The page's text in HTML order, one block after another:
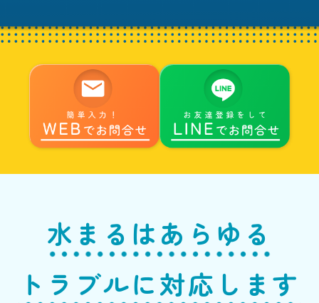
水まるはあらゆる
トラブルに対応します